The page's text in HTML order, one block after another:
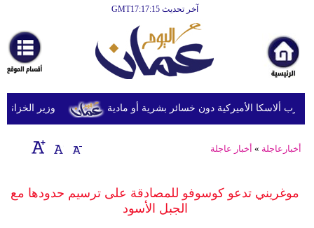
آخر تحديث GMT17:17:15
أخبارعاجلة
رياضة
ثقافة
إقتصاد
وموسيقى
وزير الخزانة
أخبارعاجلة » أخبار عاجلة
موغريني تدعو كوسوفو للمصادقة على ترسيم حدودها مع
الجبل الأسود